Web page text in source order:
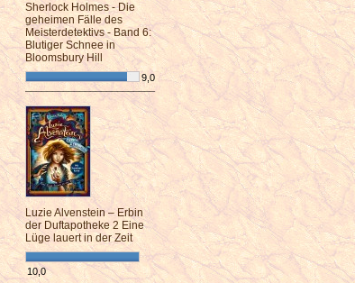
Sherlock Holmes - Die
geheimen Fälle des
Meisterdetektivs - Band 6:
Blutiger Schnee in
Bloomsbury Hill
9,0
¯¯¯¯¯¯¯¯¯¯¯¯¯¯¯¯¯¯¯¯¯¯¯¯
Luzie Alvenstein – Erbin
der Duftapotheke 2 Eine
Lüge lauert in der Zeit
10,0